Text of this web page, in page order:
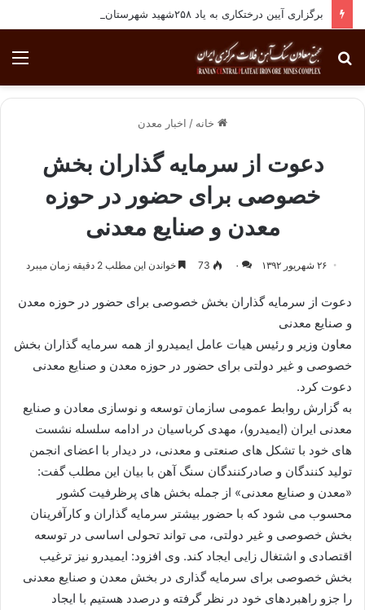
برگزاری آیین درختکاری به یاد ۲۵۸شهید شهرستان بافق
جستجو
برای
خانه / اخبار معدن
دعوت از سرمایه گذاران بخش
خصوصی برای حضور در حوزه
معدن و صنایع معدنی
۲۶ شهریور ۱۳۹۲ ۰ 73 خواندن این مطلب 2 دقیقه زمان میبرد
دعوت از سرمایه گذاران بخش خصوصی برای حضور در حوزه معدن
و صنایع معدنی
معاون وزیر و رئیس هیات عامل ایمیدرو از همه سرمایه گذاران بخش
خصوصی و غیر دولتی برای حضور در حوزه معدن و صنایع معدنی
دعوت كرد.
به گزارش روابط عمومی سازمان توسعه و نوسازی معادن و صنایع
معدنی ایران (ایمیدرو)، مهدی كرباسیان در ادامه سلسله نشست
های خود با تشكل های صنعتی و معدنی، در دیدار با اعضای انجمن
تولید كنندگان و صادركنندگان سنگ آهن با بیان این مطلب گفت:
«معدن و صنایع معدنی» از جمله بخش های پرظرفیت كشور
محسوب می شود كه با حضور بیشتر سرمایه گذاران و كارآفرینان
بخش خصوصی و غیر دولتی، می تواند تحولی اساسی در توسعه
اقتصادی و اشتغال زایی ایجاد كند. وی افزود: ایمیدرو نیز ترغیب
بخش خصوصی برای سرمایه گذاری در بخش معدن و صنایع معدنی
را جزو راهبردهای خود در نظر گرفته و درصدد هستیم با ایجاد